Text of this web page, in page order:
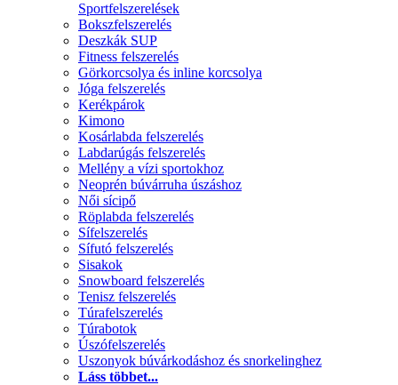
Sportfelszerelések
Bokszfelszerelés
Deszkák SUP
Fitness felszerelés
Görkorcsolya és inline korcsolya
Jóga felszerelés
Kerékpárok
Kimono
Kosárlabda felszerelés
Labdarúgás felszerelés
Mellény a vízi sportokhoz
Neoprén búvárruha úszáshoz
Női sícipő
Röplabda felszerelés
Sífelszerelés
Sífutó felszerelés
Sisakok
Snowboard felszerelés
Tenisz felszerelés
Túrafelszerelés
Túrabotok
Úszófelszerelés
Uszonyok búvárkodáshoz és snorkelinghez
Láss többet...